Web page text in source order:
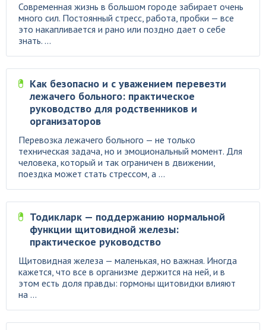
Современная жизнь в большом городе забирает очень
много сил. Постоянный стресс, работа, пробки — все
это накапливается и рано или поздно дает о себе
знать. ...
Как безопасно и с уважением перевезти
лежачего больного: практическое
руководство для родственников и
организаторов
Перевозка лежачего больного — не только
техническая задача, но и эмоциональный момент. Для
человека, который и так ограничен в движении,
поездка может стать стрессом, а ...
Тодикларк — поддержанию нормальной
функции щитовидной железы:
практическое руководство
Щитовидная железа — маленькая, но важная. Иногда
кажется, что все в организме держится на ней, и в
этом есть доля правды: гормоны щитовидки влияют
на ...